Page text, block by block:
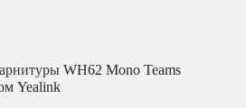
WH62 Mono Teams
Yealink